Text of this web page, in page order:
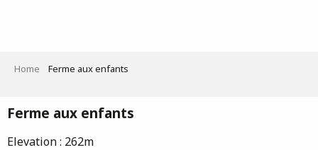
Home Ferme aux enfants
Ferme aux enfants
Elevation : 262m